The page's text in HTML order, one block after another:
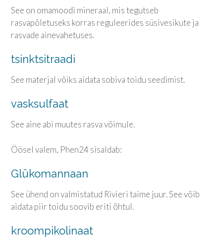
See on omamoodi mineraal, mis tegutseb
rasvapõletuseks korras reguleerides süsivesikute ja
rasvade ainevahetuses.
tsinktsitraadi
See materjal võiks aidata sobiva toidu seedimist.
vasksulfaat
See aine abi muutes rasva võimule.
Öösel valem, Phen24 sisaldab:
Glükomannaan
See ühend on valmistatud Rivieri taime juur. See võib
aidata piir toidu soovib eriti õhtul.
kroompikolinaat